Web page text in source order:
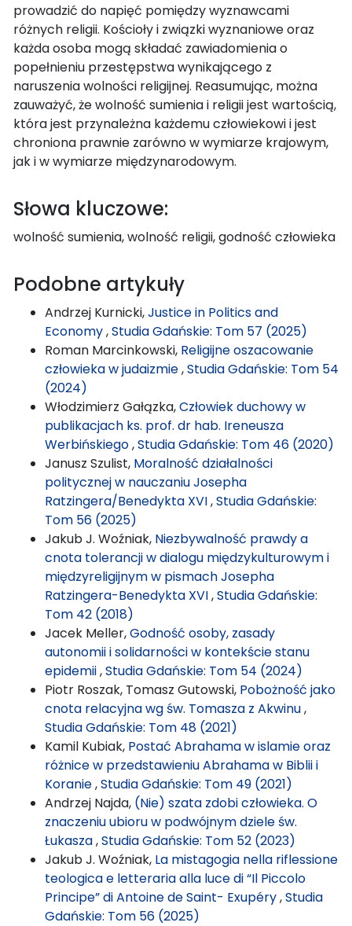
prowadzić do napięć pomiędzy wyznawcami
różnych religii. Kościoły i związki wyznaniowe oraz
każda osoba mogą składać zawiadomienia o
popełnieniu przestępstwa wynikającego z
naruszenia wolności religijnej. Reasumując, można
zauważyć, że wolność sumienia i religii jest wartością,
która jest przynależna każdemu człowiekowi i jest
chroniona prawnie zarówno w wymiarze krajowym,
jak i w wymiarze międzynarodowym.
Słowa kluczowe:
wolność sumienia, wolność religii, godność człowieka
Podobne artykuły
Andrzej Kurnicki,Justice in Politics and
Economy,Studia Gdańskie: Tom 57 (2025)
Roman Marcinkowski, Religijne oszacowanie
człowieka w judaizmie,Studia Gdańskie: Tom 54
(2024)
Włodzimierz Gałązka,Człowiek duchowy w
publikacjach ks. prof. dr hab. Ireneusza
Werbińskiego,Studia Gdańskie: Tom 46 (2020)
Janusz Szulist, Moralność działalności
politycznej w nauczaniu Josepha
Ratzingera/Benedykta XVI,Studia Gdańskie:
Tom 56 (2025)
Jakub J. Woźniak, Niezbywalność prawdy a
cnota tolerancji w dialogu międzykulturowym i
międzyreligijnym w pismach Josepha
Ratzingera-Benedykta XVI,Studia Gdańskie:
Tom 42 (2018)
Jacek Meller,Godność osoby, zasady
autonomii i solidarności w kontekście stanu
epidemii,Studia Gdańskie: Tom 54 (2024)
Piotr Roszak, Tomasz Gutowski, Pobożność jako
cnota relacyjna wg św. Tomasza z Akwinu,
Studia Gdańskie: Tom 48 (2021)
Kamil Kubiak, Postać Abrahama w islamie oraz
różnice w przedstawieniu Abrahama w Biblii i
Koranie,Studia Gdańskie: Tom 49 (2021)
Andrzej Najda, (Nie) szata zdobi człowieka. O
znaczeniu ubioru w podwójnym dziele św.
Łukasza,Studia Gdańskie: Tom 52 (2023)
Jakub J. Woźniak, La mistagogia nella riflessione
teologica e letteraria alla luce di “Il Piccolo
Principe” di Antoine de Saint- Exupéry,Studia
Gdańskie: Tom 56 (2025)